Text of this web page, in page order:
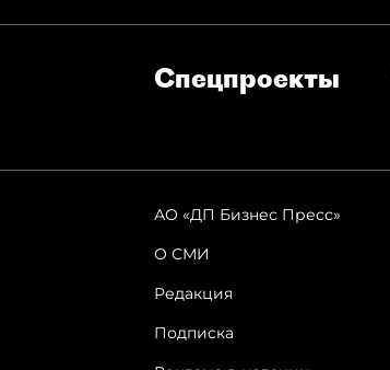
Спец­проекты
АО «ДП Бизнес Пресс»
О СМИ
Редакция
Подписка